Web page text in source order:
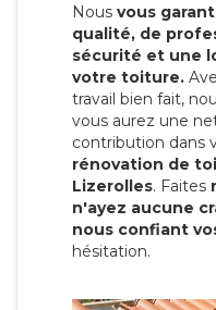
Nous vous
qualité, de
sécurité et une
votre toiture.
travail bien fait,
vous aurez une
contribution dans
rénovation de
Lizerolles. Faites
n'ayez aucune
nous confiant
hésitation.